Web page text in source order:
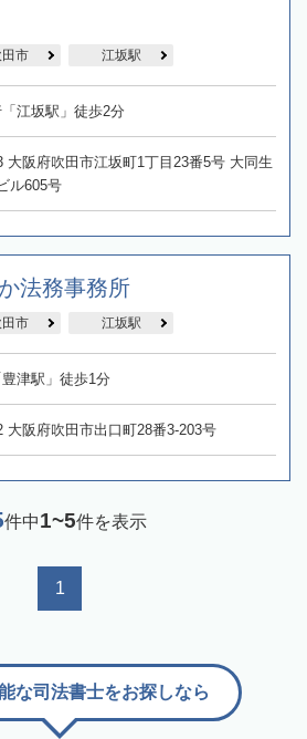
田市 江坂駅
江坂駅」徒歩2分
大阪府吹田市江坂町1丁目23番5号 大同生
ル605号
法務事務所
田市 江坂駅
津駅」徒歩1分
大阪府吹田市出口町28番3-203号
件中1~5件を表示
1
な司法書士をお探しなら